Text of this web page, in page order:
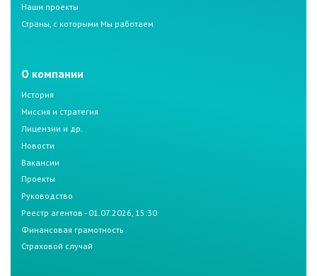
Наши проекты
Страны, с которыми Мы работаем
О компании
История
Миссия и стратегия
Лицензии и др.
Новости
Вакансии
Проекты
Руководство
Реестр агентов - 01.07.2026, 15:30
Финансовая грамотность
Страховой случай